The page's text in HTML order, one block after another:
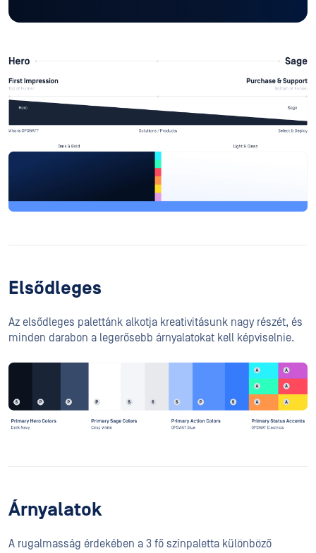
Elsődleges
Az elsődleges palettánk alkotja kreativitásunk nagy részét, és
minden darabon a legerősebb árnyalatokat kell képviselnie.
Árnyalatok
A rugalmasság érdekében a 3 fő színpaletta különböző